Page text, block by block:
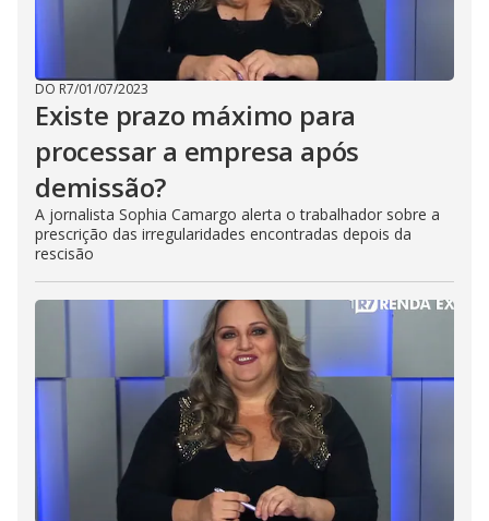
DO R7/01/07/2023
Existe prazo máximo para
processar a empresa após
demissão?
A jornalista Sophia Camargo alerta o trabalhador sobre a
prescrição das irregularidades encontradas depois da
rescisão